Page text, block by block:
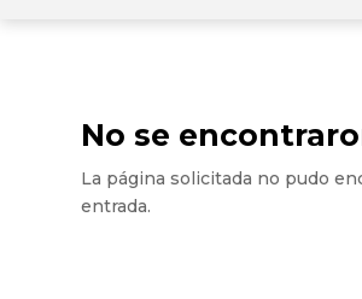
No se
La página solicitada no pudo
entrada.